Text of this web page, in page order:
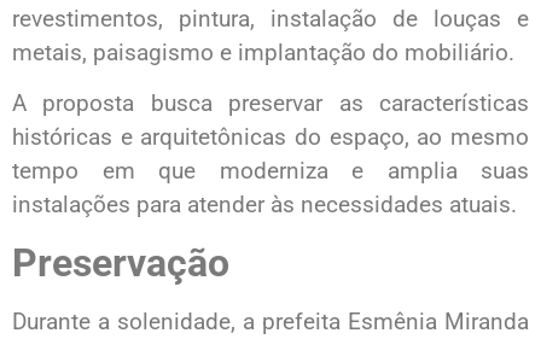
revestimentos, pintura, instalação de louças e
metais, paisagismo e implantação do mobiliário.
A proposta busca preservar as características
históricas e arquitetônicas do espaço, ao mesmo
tempo em que moderniza e amplia suas
instalações para atender às necessidades atuais.
Preservação
Durante a solenidade, a prefeita Esmênia Miranda